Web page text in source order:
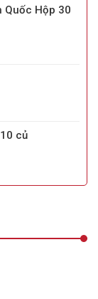
Quốc Hộp 30
củ